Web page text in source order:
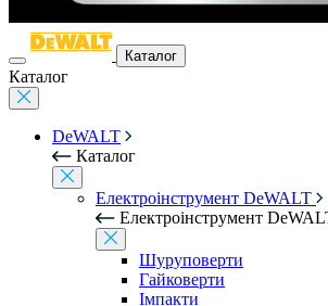
Каталог
Каталог
DeWALT
Каталог
Електроінструмент DeWALT
Електроінструмент
Шуруповерти
Гайковерти
Імпакти